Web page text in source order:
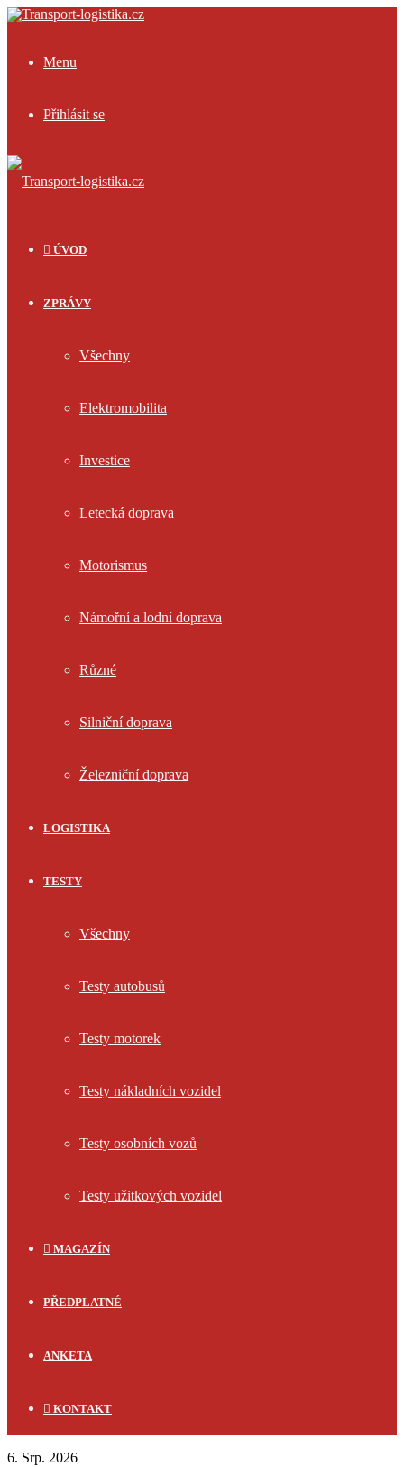
Menu
Přihlásit se
ÚVOD
ZPRÁVY
Všechny
Elektromobilita
Investice
Letecká doprava
Motorismus
Námořní a lodní doprava
Různé
Silniční doprava
Železniční doprava
LOGISTIKA
TESTY
Všechny
Testy autobusů
Testy motorek
Testy nákladních vozidel
Testy osobních vozů
Testy užitkových vozidel
MAGAZÍN
PŘEDPLATNÉ
ANKETA
KONTAKT
6. Srp. 2026